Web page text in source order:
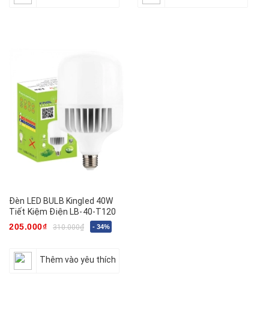
Đèn LED BULB Kingled 40W
Tiết Kiệm Điện LB-40-T120
205.000₫
310.000₫ - 34%
Thêm vào yêu thích